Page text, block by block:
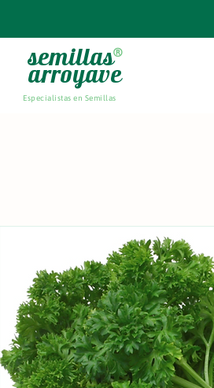
semillas
arroyave
®
Especialistas en Semillas